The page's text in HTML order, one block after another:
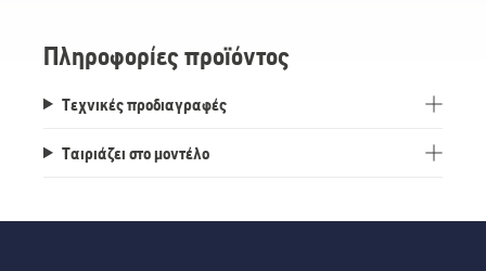
Πληροφορίες προϊόντος
Τεχνικές προδιαγραφές
Ταιριάζει στο μοντέλο